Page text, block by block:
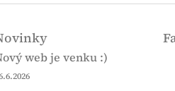
web je venku :)